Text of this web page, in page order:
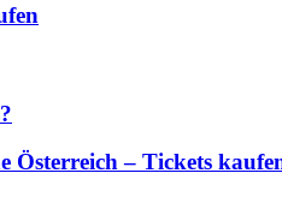
Österreich – Tickets